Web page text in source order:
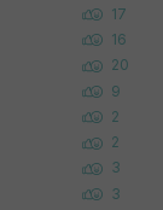
17
16
20
9
2
2
3
3